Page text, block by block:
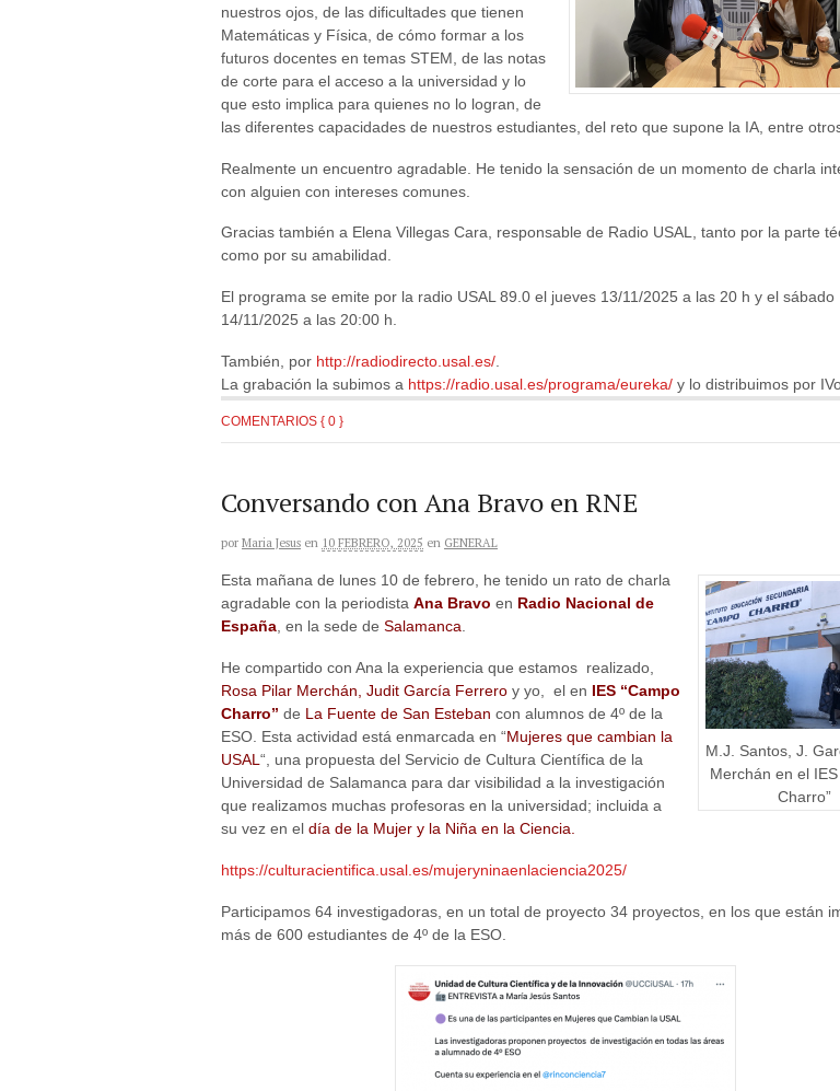
nuestros ojos, de las dificultades que tienen
Matemáticas y Física, de cómo formar a los
futuros docentes en temas STEM, de las notas
de corte para el acceso a la universidad y lo
que esto implica para quienes no lo logran, de
las diferentes capacidades de nuestros estudiantes, del reto que supone la IA, entre
Realmente un encuentro agradable. He tenido la sensación de un momento de charla
con alguien con intereses comunes.
Gracias también a Elena Villegas Cara, responsable de Radio USAL, tanto por la parte
como por su amabilidad.
El programa se emite por la radio USAL 89.0 el jueves 13/11/2025 a las 20 h y el sábado
14/11/2025 a las 20:00 h.
También, por http://radiodirecto.usal.es/
La grabación la subimos a https://radio.usal.es/programa/eureka/ y lo distribuimos por
COMENTARIOS { 0 }
Conversando con Ana Bravo en RNE
por Maria Jesus en 10 FEBRERO, 2025 en GENERAL
M.J. Santos, J.
Merchán en el
Charro”
Esta mañana de lunes 10 de febrero, he tenido un rato de charla
agradable con la periodista Ana Bravo en Radio Nacional de
España, en la sede de Salamanca.
He compartido con Ana la experiencia que estamos realizado,
Rosa Pilar Merchán, Judit García Ferrero y yo, el en IES “Campo
Charro” de La Fuente de San Esteban con alumnos de 4º de la
ESO. Esta actividad está enmarcada en “Mujeres que cambian la
USAL“, una propuesta del Servicio de Cultura Científica de la
Universidad de Salamanca para dar visibilidad a la investigación
que realizamos muchas profesoras en la universidad; incluida a
su vez en el día de la Mujer y la Niña en la Ciencia.
https://culturacientifica.usal.es/mujeryninaenlaciencia2025/
Participamos 64 investigadoras, en un total de proyecto 34 proyectos, en los que están
más de 600 estudiantes de 4º de la ESO.